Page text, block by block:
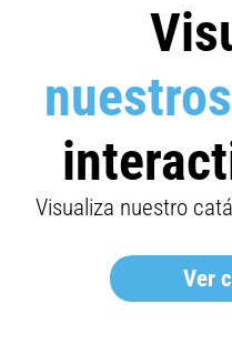
Visualiza nuestro
Ver